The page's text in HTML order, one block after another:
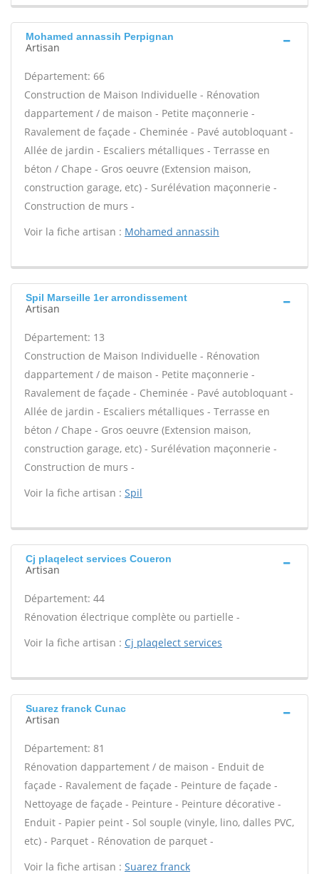
Mohamed annassih Perpignan
Artisan
Département: 66
Construction de Maison Individuelle - Rénovation
dappartement / de maison - Petite maçonnerie -
Ravalement de façade - Cheminée - Pavé autobloquant -
Allée de jardin - Escaliers métalliques - Terrasse en
béton / Chape - Gros oeuvre (Extension maison,
construction garage, etc) - Surélévation maçonnerie -
Construction de murs -
Voir la fiche artisan : Mohamed annassih
Spil Marseille 1er arrondissement
Artisan
Département: 13
Construction de Maison Individuelle - Rénovation
dappartement / de maison - Petite maçonnerie -
Ravalement de façade - Cheminée - Pavé autobloquant -
Allée de jardin - Escaliers métalliques - Terrasse en
béton / Chape - Gros oeuvre (Extension maison,
construction garage, etc) - Surélévation maçonnerie -
Construction de murs -
Voir la fiche artisan : Spil
Cj plaqelect services Coueron
Artisan
Département: 44
Rénovation électrique complète ou partielle -
Voir la fiche artisan : Cj plaqelect services
Suarez franck Cunac
Artisan
Département: 81
Rénovation dappartement / de maison - Enduit de
façade - Ravalement de façade - Peinture de façade -
Nettoyage de façade - Peinture - Peinture décorative -
Enduit - Papier peint - Sol souple (vinyle, lino, dalles PVC,
etc) - Parquet - Rénovation de parquet -
Voir la fiche artisan : Suarez franck